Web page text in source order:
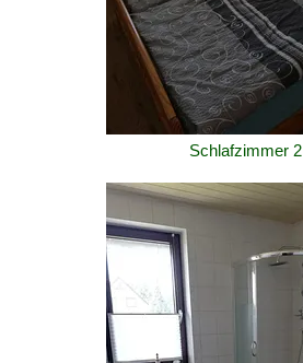
Schlafzimmer 2